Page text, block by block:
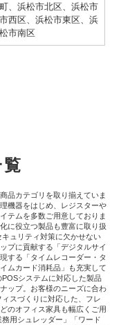
、浜松市北区、浜松市
西区、浜松市東区、浜
市南区
品カテゴリを取り揃えていま
機器をはじめ、レジスターや
テムを多数ご用意しておりま
に役立つ製品も豊富に取り扱
ュリティ対策に欠かせない
プに貢献する「デジタルサイ
する「タイムレコーダー・タ
ムカード消耗品」も充実して
システムに対応した製品
ップ。お客様のニーズに合わ
スづくりに対応した、フレ
のオフィス家具も幅広くご用
用シュレッダー」「ワード